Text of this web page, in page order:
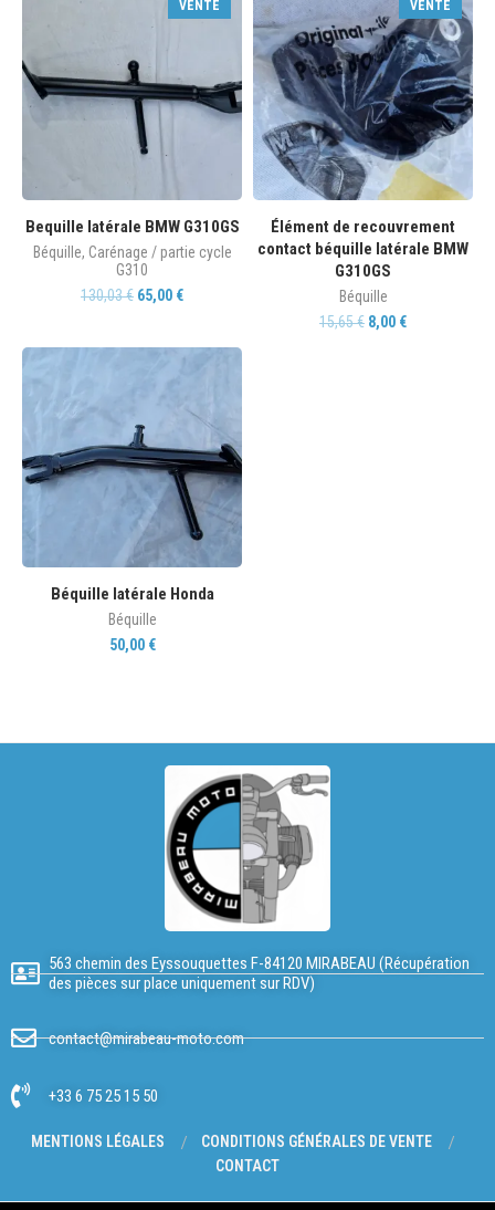
VENTE
Bequille latérale BMW G310GS
Béquille, Carénage / partie cycle
G310
130,03€ 65,00 €
VENTE
Élément de recouvrement
contact béquille latérale BMW
G310GS
Béquille
15,65€ 8,00 €
Béquille latérale Honda
Béquille
50,00 €
563 chemin des Eyssouquettes F-84120 MIRABEAU (Récupération
des pièces sur place uniquement sur RDV)
contact@mirabeau-moto.com
+33 6 75 25 15 50
MENTIONS LÉGALES
CONDITIONS GÉNÉRALES DE VENTE
CONTACT